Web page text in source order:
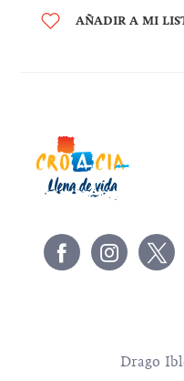
AÑADIR A MI
Drago